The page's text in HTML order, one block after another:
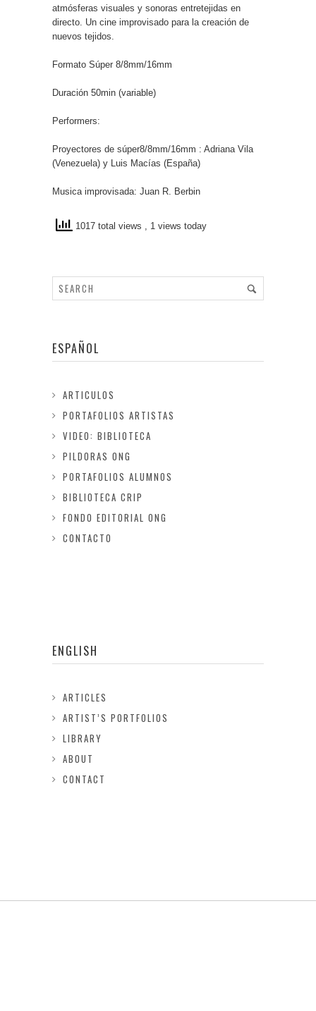
atmósferas visuales y sonoras entretejidas en
directo. Un cine improvisado para la creación de
nuevos tejidos.
Formato Súper 8/8mm/16mm
Duración 50min (variable)
Performers:
Proyectores de súper8/8mm/16mm : Adriana Vila
(Venezuela) y Luis Macías (España)
Musica improvisada: Juan R. Berbin
1017 total views , 1 views today
ESPAÑOL
ARTICULOS
PORTAFOLIOS ARTISTAS
VIDEO: BIBLIOTECA
PILDORAS ONG
PORTAFOLIOS ALUMNOS
BIBLIOTECA CRIP
FONDO EDITORIAL ONG
CONTACTO
ENGLISH
ARTICLES
ARTIST’S PORTFOLIOS
LIBRARY
ABOUT
CONTACT